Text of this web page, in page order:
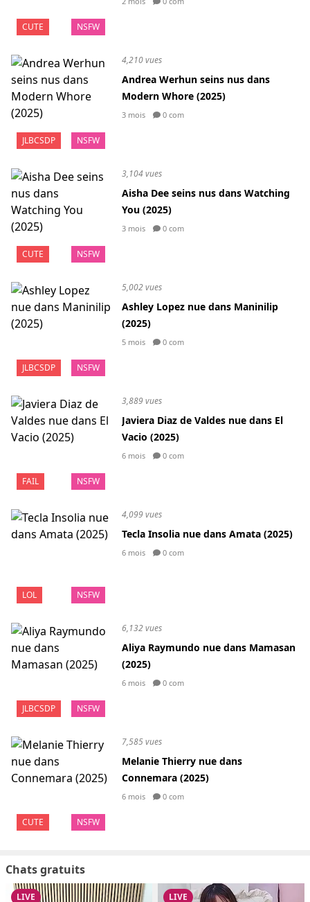
CUTE NSFW
JLBCSDP NSFW
4,210 vues
Andrea Werhun seins nus dans
Modern Whore (2025)
3 mois 0 com
CUTE NSFW
3,104 vues
Aisha Dee seins nus dans Watching
You (2025)
3 mois 0 com
JLBCSDP NSFW
5,002 vues
Ashley Lopez nue dans Maninilip
(2025)
5 mois 0 com
FAIL NSFW
3,889 vues
Javiera Diaz de Valdes nue dans El
Vacio (2025)
6 mois 0 com
LOL NSFW
4,099 vues
Tecla Insolia nue dans Amata (2025)
6 mois 0 com
JLBCSDP NSFW
6,132 vues
Aliya Raymundo nue dans Mamasan
(2025)
6 mois 0 com
CUTE NSFW
7,585 vues
Melanie Thierry nue dans
Connemara (2025)
6 mois 0 com
Chats gratuits